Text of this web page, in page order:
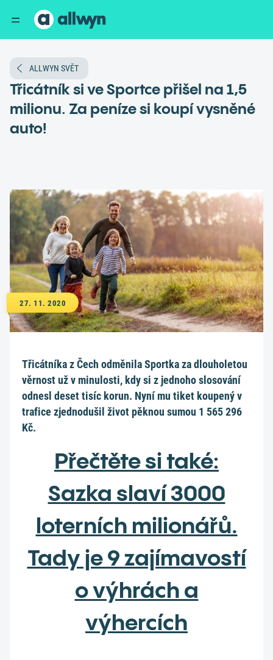
ALLWYN SVĚT
Třicátník si ve Sportce přišel na 1,5
milionu. Za peníze si koupí vysněné
auto!
27. 11. 2020
Třicátníka z Čech odměnila Sportka za dlouholetou
věrnost už v minulosti, kdy si z jednoho slosování
odnesl deset tisíc korun. Nyní mu tiket koupený v
trafice zjednodušil život pěknou sumou 1 565 296
Kč.
Přečtěte si také:
Sazka slaví 3000
loterních milionářů.
Tady je 9 zajímavostí
o výhrách a
výhercích